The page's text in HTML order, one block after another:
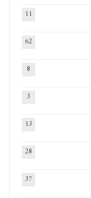
11
62
8
3
13
28
37